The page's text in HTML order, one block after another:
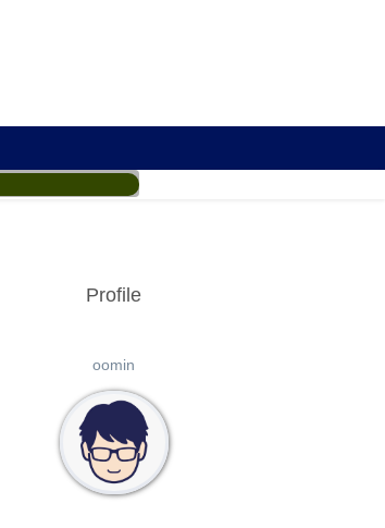
Profile
oomin